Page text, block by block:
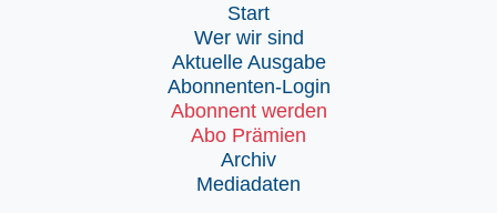
Start
Wer wir sind
Aktuelle Ausgabe
Abonnenten-Login
Abonnent werden
Abo Prämien
Archiv
Mediadaten